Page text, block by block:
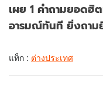
เผย 1 คำถามยอด
อารมณ์ทันที ยิ่งถา
แท็ก : ต่างประเทศ